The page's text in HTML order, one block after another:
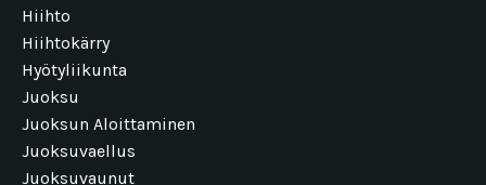
Hiihto
Hiihtokärry
Hyötyliikunta
Juoksu
Juoksun Aloittaminen
Juoksuvaellus
Juoksuvaunut